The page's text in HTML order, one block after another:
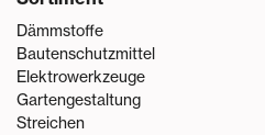
Dämmstoffe
Bautenschutzmittel
Elektrowerkzeuge
Gartengestaltung
Streichen